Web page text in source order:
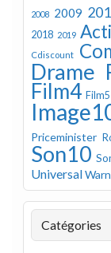
2008 2009
2018 2019
Cdiscount
Drame
Film4 Film5
Priceminister
Son10
Universal
Catégories